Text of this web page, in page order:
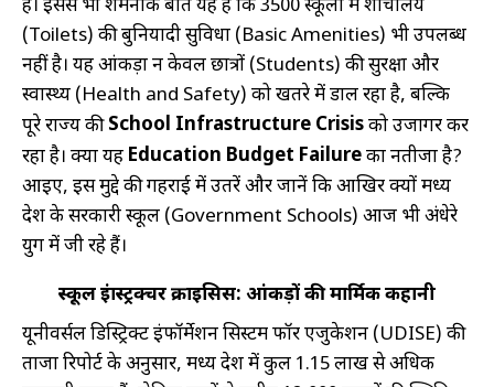
SSC
PSC
UPSC
Medical
ITI
Engineering
CATEGORY
Maharatana
है। इससे भी शर्मनाक बात यह है कि 3500 स्कूलों में शौचालय
(Toilets) की बुनियादी सुविधा (Basic Amenities) भी उपलब्ध
नहीं है। यह आंकड़ा न केवल छात्रों (Students) की सुरक्षा और
स्वास्थ्य (Health and Safety) को खतरे में डाल रहा है, बल्कि
पूरे राज्य कीSchool Infrastructure Crisisको उजागर कर
रहा है। क्या यह Education Budget Failureका नतीजा है?
आइए, इस मुद्दे की गहराई में उतरें और जानें कि आखिर क्यों मध्य
प्रदेश के सरकारी स्कूल (Government Schools) आज भी अंधेरे
युग में जी रहे हैं।
स्कूल इंफ्रास्ट्रक्चर क्राइसिस: आंकड़ों की मार्मिक कहानी
यूनीवर्सल डिस्ट्रिक्ट इंफॉर्मेशन सिस्टम फॉर एजुकेशन (UDISE) की
ताजा रिपोर्ट के अनुसार, मध्य प्रदेश में कुल 1.15 लाख से अधिक